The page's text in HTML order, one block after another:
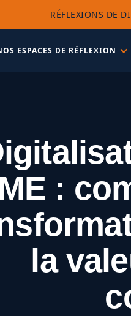
RÉFLEXIONS DE
ESPACES DE RÉFLEXION
:
la